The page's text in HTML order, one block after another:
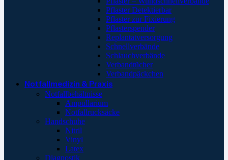
Pflaster Detektierbar
Pflaster zur Fixierung
Pflasterspender
Replantatversorgung
Schnellverbände
Schlauchverbände
Verbandtücher
Verbandpäckchen
Notfallmedizin & Praxis
Notfallbehältnisse
Ampullarium
Notfallrucksäcke
Handschuhe
Nitril
Vinyl
Latex
Diagnostik